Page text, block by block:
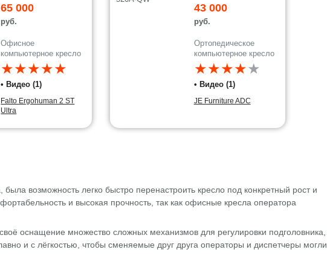
65 000
руб.
Офисное
компьютерное кресло
★★★★★
• Видео (1)
Falto Ergohuman 2 ST
Ultra
43 000
руб.
Ортопедическое
компьютерное кресло
★★★★★
• Видео (1)
JE Furniture ADC
возможность легко быстро перенастроить кресло под конкретный рост и
и высокая прочность, так как офисные кресла оператора
оснащение множество сложных механизмов для регулировки подголовника,
и с лёгкостью, чтобы сменяемые друг друга операторы и диспетчеры могли